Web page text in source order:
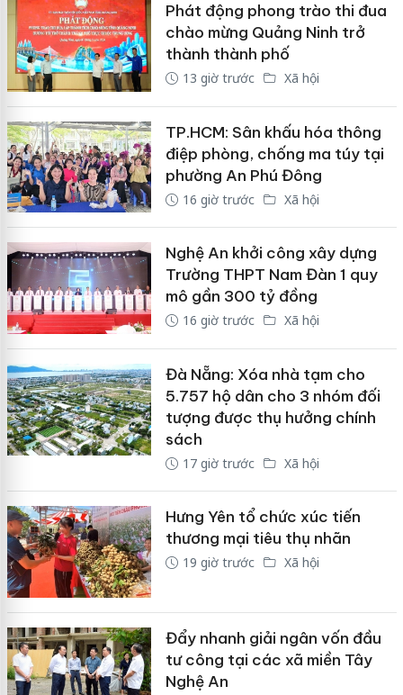
Phát động phong trào thi đua
chào mừng Quảng Ninh trở
thành thành phố
13 giờ trước Xã hội
TP.HCM: Sân khấu hóa thông
điệp phòng, chống ma túy tại
phường An Phú Đông
16 giờ trước Xã hội
Nghệ An khởi công xây dựng
Trường THPT Nam Đàn 1 quy
mô gần 300 tỷ đồng
16 giờ trước Xã hội
Đà Nẵng: Xóa nhà tạm cho
5.757 hộ dân cho 3 nhóm đối
tượng được thụ hưởng chính
sách
17 giờ trước Xã hội
Hưng Yên tổ chức xúc tiến
thương mại tiêu thụ nhãn
19 giờ trước Xã hội
Đẩy nhanh giải ngân vốn đầu
tư công tại các xã miền Tây
Nghệ An